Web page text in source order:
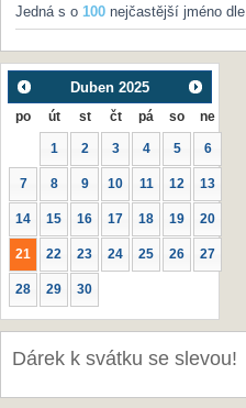
Jedná s o 100nejčastější jméno dle
Duben 2025
po út st čt pá so ne
1 2 3 4 5 6
7 8 9 10 11 12 13
14 15 16 17 18 19 20
21 22 23 24 25 26 27
28 29 30
Dárek k svátku se slevou!